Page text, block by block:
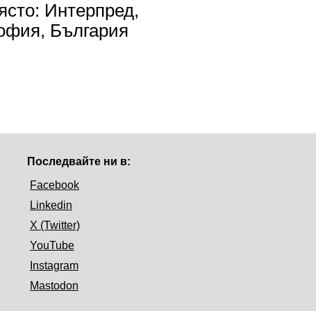
Интерпред,
България
Последвайте ни в:
Facebook
Linkedin
X (Twitter)
YouTube
Instagram
Mastodon